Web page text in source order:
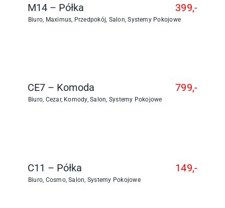
M14 – Półka
Biuro, Maximus, Przedpokój, Salon,Systemy Pokojowe
399,-
CE7 – Komoda
Biuro, Cezar, Komody,Salon, Systemy Pokojowe
799,-
C11 – Półka
Biuro, Cosmo,Salon, Systemy Pokojowe
149,-